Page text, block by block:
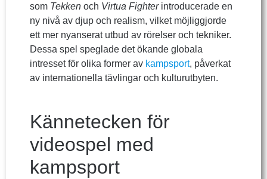
som Tekken och Virtua Fighterintroducerade en
ny nivå av djup och realism, vilket möjliggjorde
ett mer nyanserat utbud av rörelser och tekniker.
Dessa spel speglade det ökande globala
intresset för olika former av kampsport, påverkat
av internationella tävlingar och kulturutbyten.
Kännetecken för
videospel med
kampsport